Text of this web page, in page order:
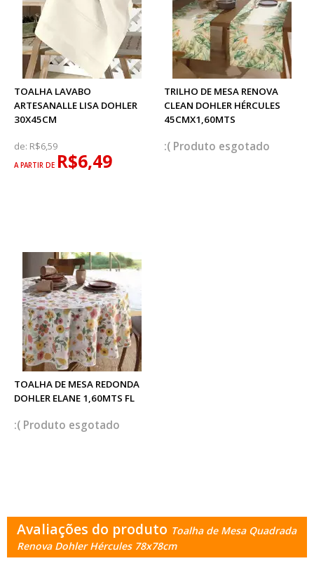
TOALHA LAVABO
ARTESANALLE LISA DOHLER
30X45CM
de: R$6,59
A PARTIR DE R$6,49
TRILHO DE MESA RENOVA
CLEAN DOHLER HÉRCULES
45CMX1,60MTS
esgotado
TOALHA DE MESA REDONDA
DOHLER ELANE 1,60MTS FL
esgotado
Avaliações do produto Toalha de Mesa Quadrada
Renova Dohler Hércules 78x78cm